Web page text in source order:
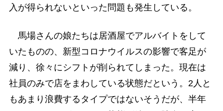
入が得られないといった問題も発生している。
馬場さんの娘たちは居酒屋でアルバイトをして
いたものの、新型コロナウイルスの影響で客足が
減り、徐々にシフトが削られてしまった。現在は
社員のみで店をまわしている状態だという。2人と
もあまり浪費するタイプではないそうだが、半年